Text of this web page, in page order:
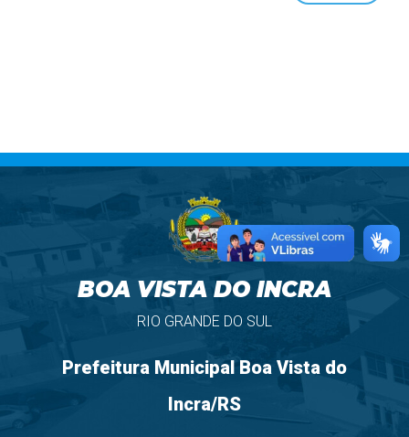
BOA VISTA DO INCRA
RIO GRANDE DO SUL
Prefeitura Municipal Boa Vista do
Incra/RS